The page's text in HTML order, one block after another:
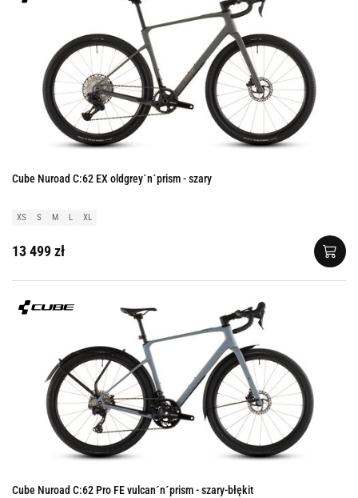
Cube Nuroad C:62 EX oldgrey´n´prism - szary
XS S M L XL
13 499 zł
Cube Nuroad C:62 Pro FE vulcan´n´prism - szary-błękit